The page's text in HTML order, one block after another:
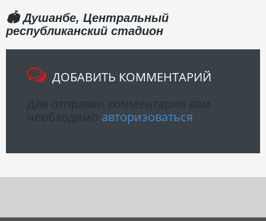
🏟Душанбе, Центральный
республиканский стадион
ДОБАВИТЬ КОММЕНТАРИЙ
авторизоваться